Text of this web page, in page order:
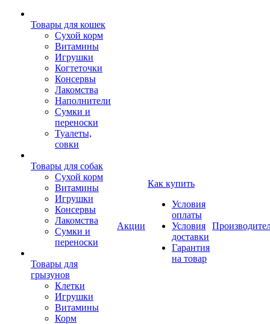
Товары для кошек
Cухой корм
Витамины
Игрушки
Когтеточки
Консервы
Лакомства
Наполнители
Сумки и
переноски
Туалеты,
совки
Товары для собак
Cухой корм
Витамины
Игрушки
Консервы
Лакомства
Сумки и
переноски
Товары для
грызунов
Клетки
Игрушки
Витамины
Корм
Акции
Как купить
Условия
оплаты
Условия
доставки
Гарантия
на товар